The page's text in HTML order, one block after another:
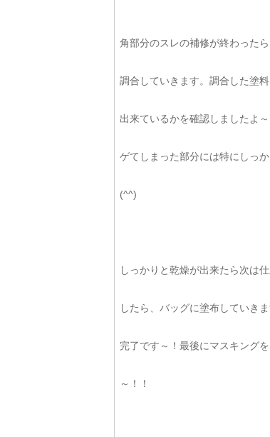
角部分のスレの補修が終わった
調合していきます。調合した塗
出来ているかを確認しましたよ
ゲてしまった部分には特にしっ
(^^)
しっかりと乾燥が出来たら次は
したら、バッグに塗布していき
完了です～！最後にマスキング
～！！